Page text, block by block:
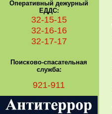
Оперативный дежурный
ЕДДС:
32-15-15
32-16-16
32-17-17
Поисково-спасательная
служба:
921-911